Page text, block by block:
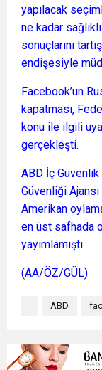
yapılacak
ne kadar
sonuçlarını
endişesiyle
Facebook’un
kapatması,
konu ile ilgili
gerçekleşti.
ABD İç Güvenlik
Güvenliği
Amerikan
en üst safhada
yayımlamıştı.
(AA/ÖZ/GÜL)
ABD